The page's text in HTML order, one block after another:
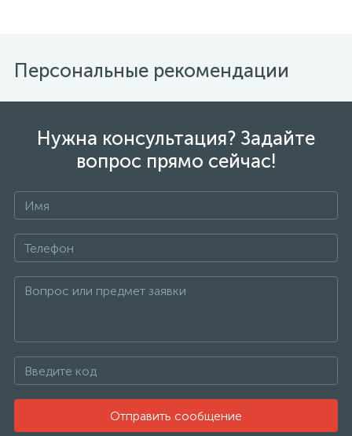
Персональные рекомендации
Нужна консультация? Задайте
вопрос прямо сейчас!
Отправить сообщение